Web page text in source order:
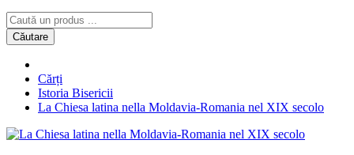
Căutare
Cărți
Istoria Bisericii
La Chiesa latina nella Moldavia-Romania nel XIX secolo